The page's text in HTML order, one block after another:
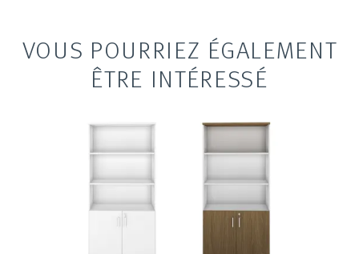
VOUS POURRIEZ ÉGALEMENT
ÊTRE INTÉRESSÉ